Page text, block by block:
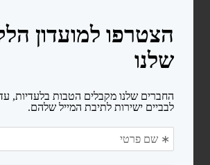
סולמות
בריכות פיברגלס
חימום המים
משאבות לבריכות שחיה
משאבות לבריכות בנויות
קיטים משאבה + מסנן חול